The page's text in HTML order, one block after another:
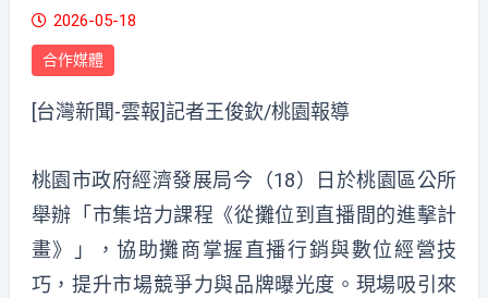
2026-05-18
合作媒體
[台灣新聞-雲報]記者王俊欽/桃園報導
桃園市政府經濟發展局今（18）日於桃園區公所
舉辦「市集培力課程《從攤位到直播間的進擊計
畫》」，協助攤商掌握直播行銷與數位經營技
巧，提升市場競爭力與品牌曝光度。現場吸引來